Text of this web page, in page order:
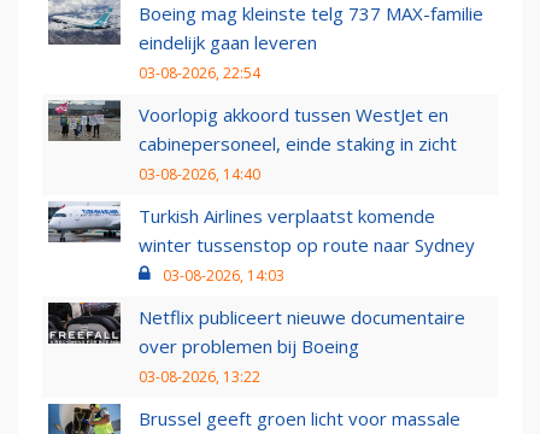
Boeing mag kleinste telg 737 MAX-familie
eindelijk gaan leveren
03-08-2026, 22:54
Voorlopig akkoord tussen WestJet en
cabinepersoneel, einde staking in zicht
03-08-2026, 14:40
Turkish Airlines verplaatst komende
winter tussenstop op route naar Sydney
03-08-2026, 14:03
Netflix publiceert nieuwe documentaire
over problemen bij Boeing
03-08-2026, 13:22
Brussel geeft groen licht voor massale